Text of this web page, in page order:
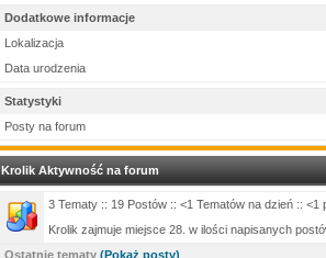
Dodatkowe informacje
Lokalizacja
Data urodzenia
Statystyki
Posty na forum
Krolik Aktywność na forum
3 Tematy :: 19 Postów :: <1 Tematów na dzień :: <1
Krolik zajmuje miejsce 28. w ilości napisanych
Ostatnie tematy (Pokaż posty)